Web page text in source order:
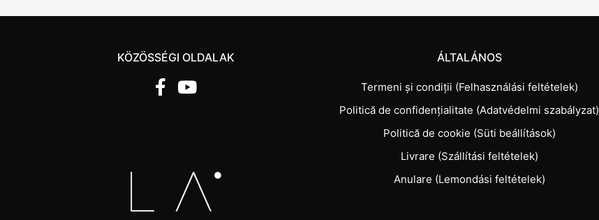
KÖZÖSSÉGI OLDALAK ÁLTALÁNOS
Termeni și condiții (Felhasználási feltételek)
Politică de confidențialitate (Adatvédelmi szabályzat)
Politică de cookie (Süti beállítások)
Livrare (Szállítási feltételek)
Anulare (Lemondási feltételek)